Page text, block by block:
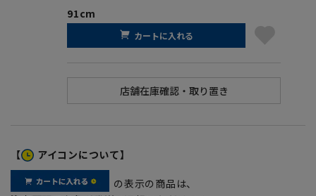
91cm
カートに入れる
【 アイコンについて】
の表示の商品は、